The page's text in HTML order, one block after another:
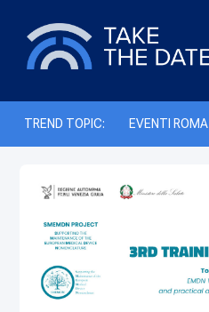
TREND TOPIC: EVENTI ROMA